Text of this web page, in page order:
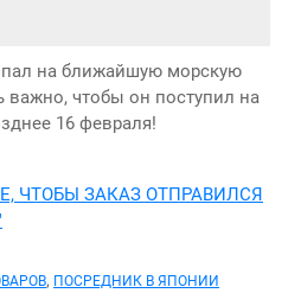
на ближайшую морскую
важно, чтобы он поступил на
16 февраля!
ЧТОБЫ ЗАКАЗ ОТПРАВИЛСЯ
, ПОСРЕДНИК В ЯПОНИИ